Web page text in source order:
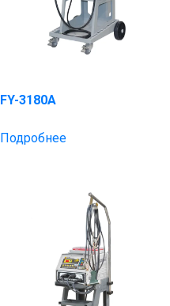
FY-3180A
Подробнее